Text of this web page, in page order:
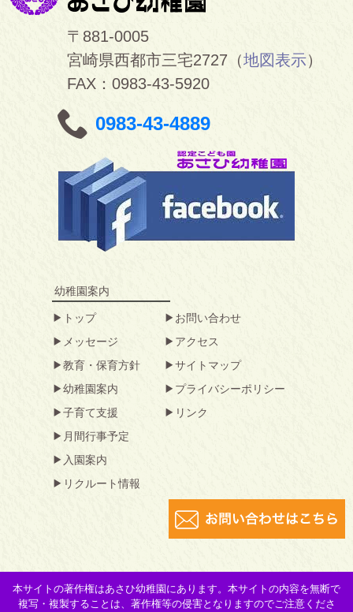
〒881-0005
宮崎県西都市三宅2727（地図表示）
FAX：0983-43-5920
0983-43-4889
幼稚園案内
トップ
メッセージ
教育・保育方針
幼稚園案内
子育て支援
月間行事予定
入園案内
リクルート情報
お問い合わせ
アクセス
サイトマップ
プライバシーポリシー
リンク
本サイトの著作権はあさひ幼稚園にあります。本サイトの内容を無断で
複写・複製することは、著作権等の侵害となりますのでご注意くださ